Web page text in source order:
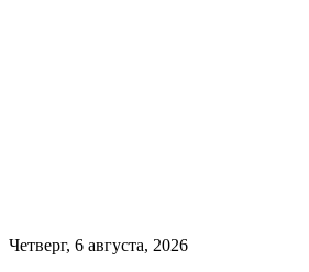
Четверг, 6 августа, 2026